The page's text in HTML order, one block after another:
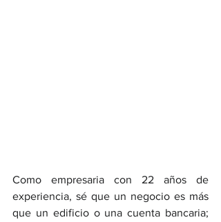
Como empresaria con 22 años de
experiencia, sé que un negocio es más
que un edificio o una cuenta bancaria;